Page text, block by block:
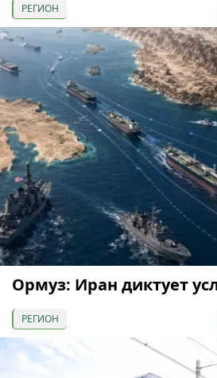
РЕГИОН
Ормуз: Иран диктует
РЕГИОН